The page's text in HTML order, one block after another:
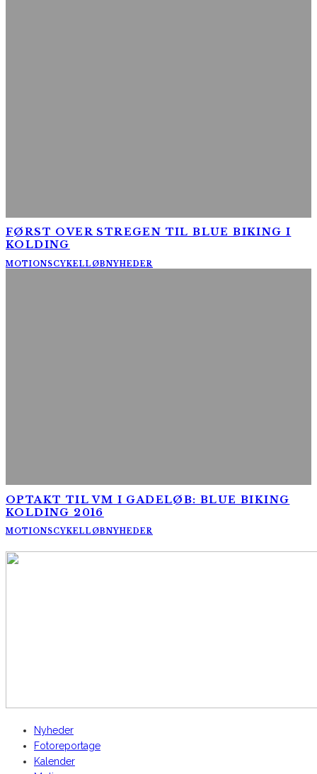
FØRST OVER STREGEN TIL BLUE BIKING I
KOLDING
MOTIONSCYKELLØBNYHEDER
OPTAKT TIL VM I GADELØB: BLUE BIKING
KOLDING 2016
MOTIONSCYKELLØBNYHEDER
Nyheder
Fotoreportage
Kalender